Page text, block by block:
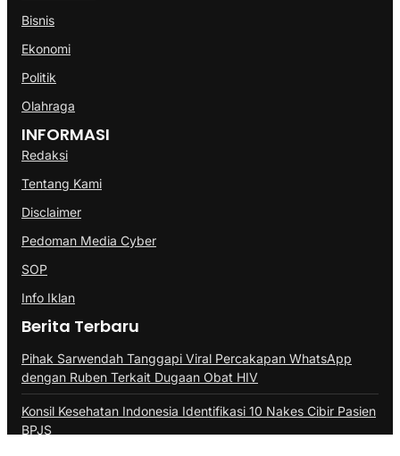
Bisnis
Ekonomi
Politik
Olahraga
INFORMASI
Redaksi
Tentang Kami
Disclaimer
Pedoman Media Cyber
SOP
Info Iklan
Berita Terbaru
Pihak Sarwendah Tanggapi Viral Percakapan WhatsApp
dengan Ruben Terkait Dugaan Obat HIV
Konsil Kesehatan Indonesia Identifikasi 10 Nakes Cibir Pasien
BPJS